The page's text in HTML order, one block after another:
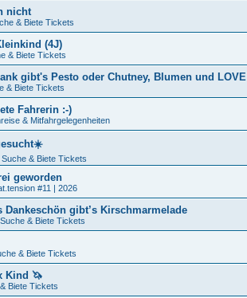
nicht
& Biete Tickets
(4J)
& Biete Tickets
gibt's Pesto oder Chutney, Blumen und LOVE
& Biete Tickets
Fahrerin :-)
& Mitfahrgelegenheiten
Suche & Biete Tickets
geworden
#11 | 2026
gibt’s Kirschmarmelade
Suche & Biete Tickets
& Biete Tickets
Kind 🦄
Biete Tickets